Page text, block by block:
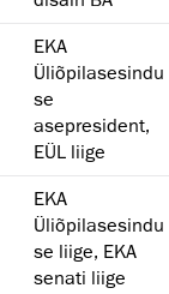
EKA
Üliõpilasesindu
se
asepresident,
EÜL liige
EKA
Üliõpilasesindu
se liige, EKA
senati liige